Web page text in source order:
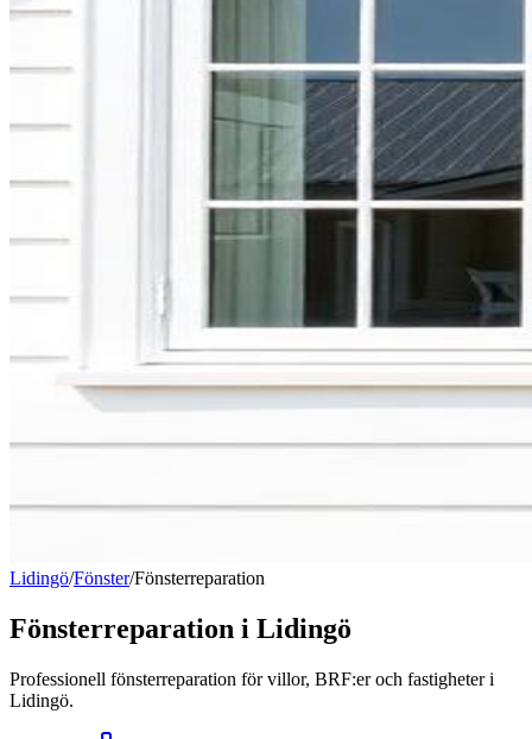
Lidingö/Fönster/Fönsterreparation
Fönsterreparation i Lidingö
Professionell fönsterreparation för villor, BRF:er och fastigheter i
Lidingö.